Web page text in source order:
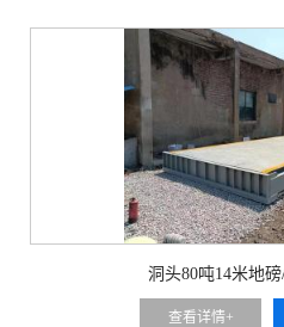
洞头80吨14米地
查看详情+